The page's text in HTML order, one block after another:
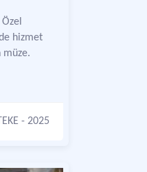
hizmet
müze.
- 2025